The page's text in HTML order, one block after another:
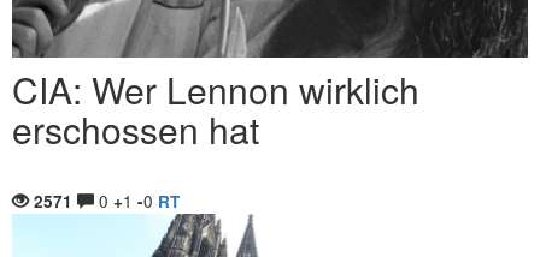
CIA: Wer Lennon wirklich
erschossen hat
2571 0 +1 -0 RT